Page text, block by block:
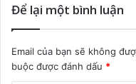
Để lại một bình luận
Email của bạn sẽ không
buộc được đánh dấu *